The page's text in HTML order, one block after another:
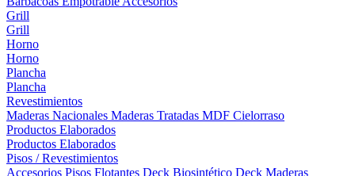
Grill
Grill
Horno
Horno
Plancha
Plancha
Revestimientos
Maderas Nacionales Maderas Tratadas MDF Cielorraso
Productos Elaborados
Productos Elaborados
Pisos / Revestimientos
Accesorios Pisos Flotantes Deck Biosintético Deck Maderas